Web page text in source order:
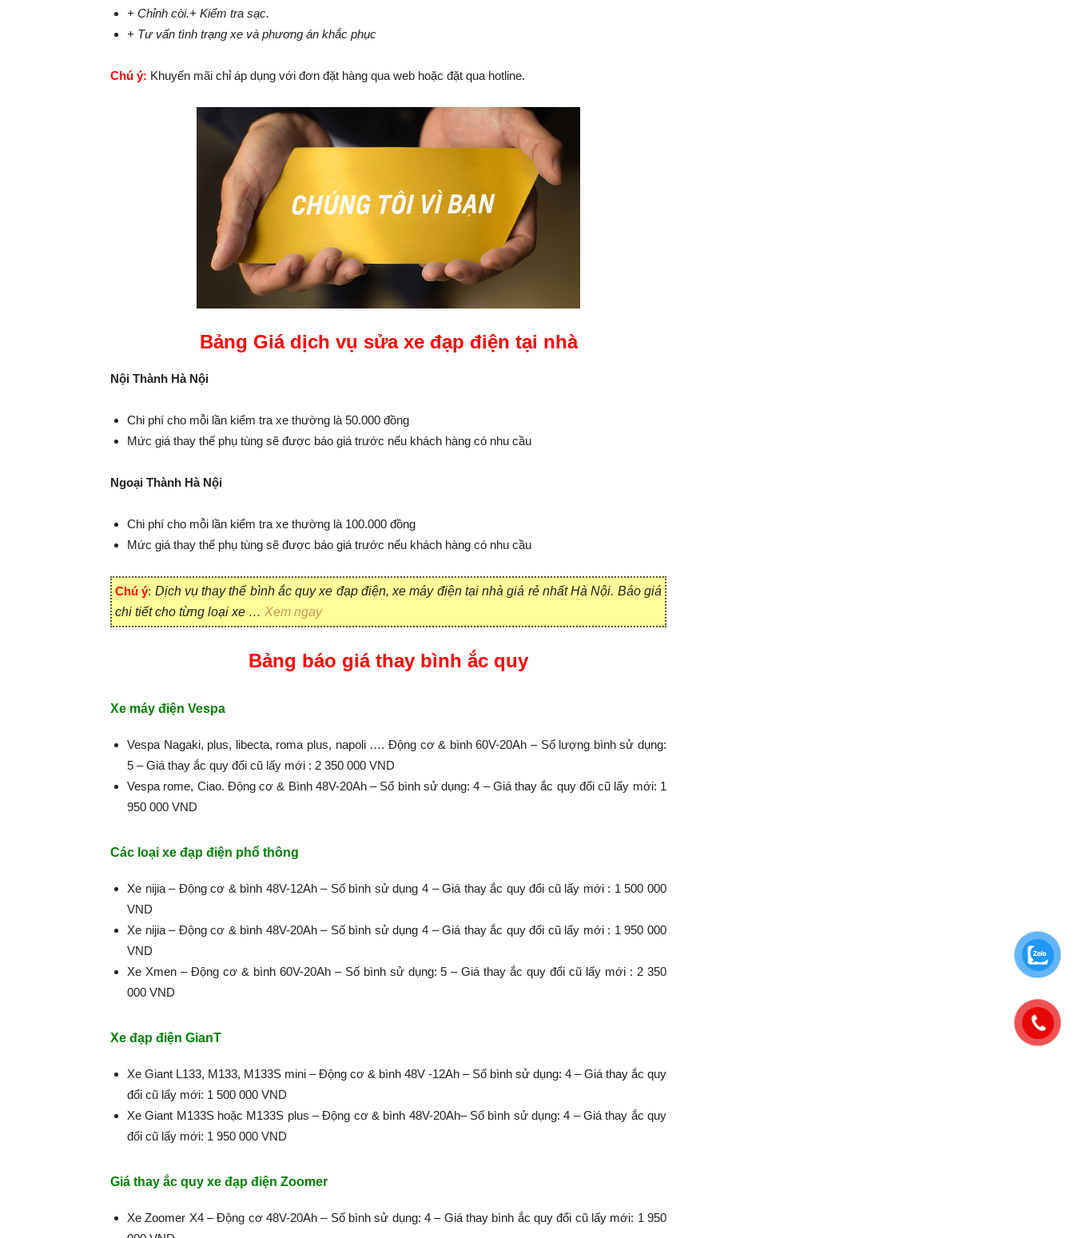
+ Chỉnh còi.+ Kiểm tra sạc.
+ Tư vấn tình trạng xe và phương án khắc phục
Chú ý: Khuyến mãi chỉ áp dụng với đơn đặt hàng qua web hoặc đặt qua hotline.
Bảng Giá dịch vụ sửa xe đạp điện tại nhà
Nội Thành Hà Nội
Chi phí cho mỗi lần kiểm tra xe thường là 50.000 đồng
Mức giá thay thế phụ tùng sẽ được báo giá trước nếu khách hàng có nhu cầu
Ngoại Thành Hà Nội
Chi phí cho mỗi lần kiểm tra xe thường là 100.000 đồng
Mức giá thay thế phụ tùng sẽ được báo giá trước nếu khách hàng có nhu cầu
Chú ý: Dịch vụ thay thế bình ắc quy xe đạp điện, xe máy điện tại nhà giá rẻ nhất Hà Nội. Báo giá
chi tiết cho từng loại xe … Xem ngay
Bảng báo giá thay bình ắc quy
Xe máy điện Vespa
Vespa Nagaki, plus, libecta, roma plus, napoli …. Động cơ & bình 60V-20Ah – Số lượng bình sử dụng:
5 – Giá thay ắc quy đổi cũ lấy mới : 2 350 000 VND
Vespa rome, Ciao. Động cơ & Bình 48V-20Ah – Số bình sử dụng: 4 – Giá thay ắc quy đổi cũ lấy mới: 1
950 000 VND
Các loại xe đạp điện phổ thông
Xe nijia – Động cơ & bình 48V-12Ah – Số bình sử dụng 4 – Giá thay ắc quy đổi cũ lấy mới : 1 500 000
VND
Xe nijia – Động cơ & bình 48V-20Ah – Số bình sử dụng 4 – Giá thay ắc quy đổi cũ lấy mới : 1 950 000
VND
Xe Xmen – Động cơ & bình 60V-20Ah – Số bình sử dụng: 5 – Giá thay ắc quy đổi cũ lấy mới : 2 350
000 VND
Xe đạp điện GianT
Xe Giant L133, M133, M133S mini – Động cơ & bình 48V -12Ah – Số bình sử dụng: 4 – Giá thay ắc quy
đổi cũ lấy mới: 1 500 000 VND
Xe Giant M133S hoặc M133S plus – Động cơ & bình 48V-20Ah– Số bình sử dụng: 4 – Giá thay ắc quy
đổi cũ lấy mới: 1 950 000 VND
Giá thay ắc quy xe đạp điện Zoomer
Xe Zoomer X4 – Động cơ 48V-20Ah – Số bình sử dụng: 4 – Giá thay bình ắc quy đổi cũ lấy mới: 1 950